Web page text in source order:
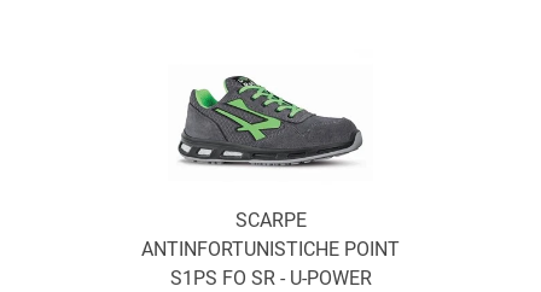
SCARPE
ANTINFORTUNISTICHE POINT
S1PS FO SR - U-POWER